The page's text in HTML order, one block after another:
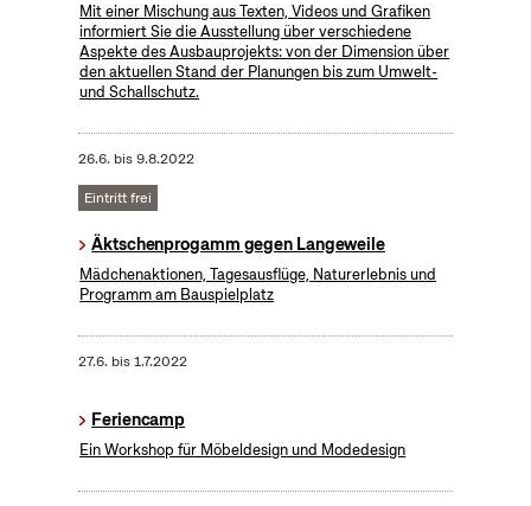
Mit einer Mischung aus Texten, Videos und Grafiken
informiert Sie die Ausstellung über verschiedene
Aspekte des Ausbauprojekts: von der Dimension über
den aktuellen Stand der Planungen bis zum Umwelt-
und Schallschutz.
26.6. bis9.8.2022
Eintritt frei
Äktschenprogamm gegen Langeweile
Mädchenaktionen, Tagesausflüge, Naturerlebnis und
Programm am Bauspielplatz
27.6. bis1.7.2022
Feriencamp
Ein Workshop für Möbeldesign und Modedesign